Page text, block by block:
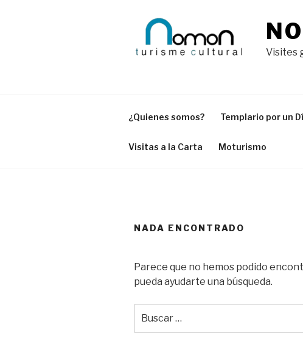
Visites
¿Quienes somos? Templario por un
Visitas a la Carta Moturismo
NADA ENCONTRADO
Parece que no hemos podido
pueda ayudarte una búsqueda.
por: